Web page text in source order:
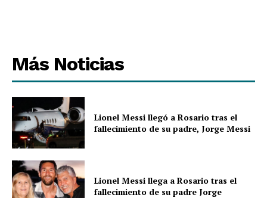
Más Noticias
Lionel Messi llegó a Rosario tras el
fallecimiento de su padre, Jorge Messi
Lionel Messi llega a Rosario tras el
fallecimiento de su padre Jorge